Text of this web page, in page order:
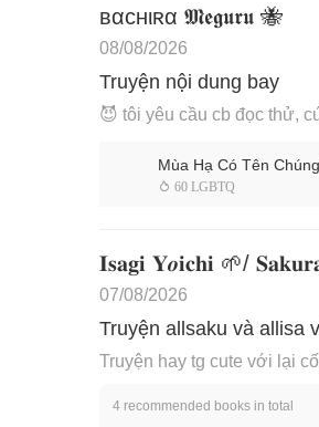
ʙαᴄʜιʀα 𝕸𝖊𝖌𝖚𝖗𝖚 🐝
08/08/2026
Truyện nội dung bay
😈 tôi yêu cầu cb đọc thử,
Mùa Hạ Có Tên
 60 LGBTQ
𝐈𝐬𝐚𝐠𝐢 𝐘𝒐𝐢𝐜𝐡𝐢 🌱/
07/08/2026
Truyện allsaku và allisa
Truyện hay tg cute với lại
4 recommended books in total